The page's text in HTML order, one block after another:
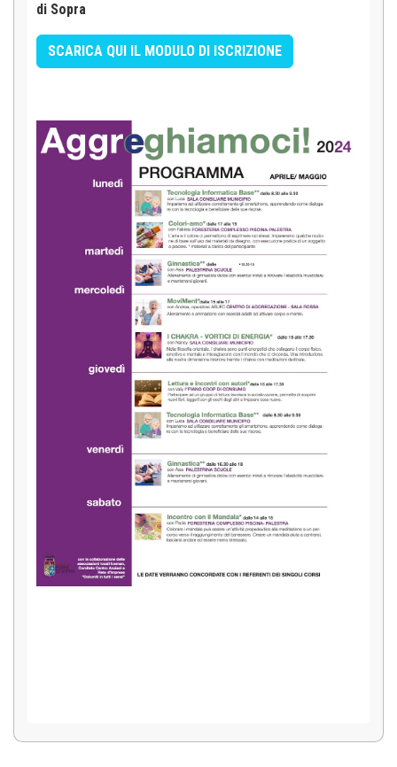
di Sopra
SCARICA QUI IL MODULO DI ISCRIZIONE